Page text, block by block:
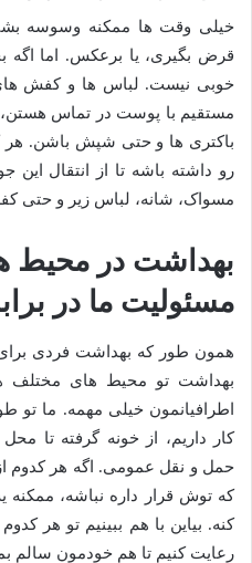
خیلی وقت ها ممکنه وسوسه
قرض بگیری، یا برعکس. اما اگه
خوبی نیست. لباس ها و کفش
مستقیم با پوست در تماس
باکتری ها و حتی شپش باشن.
رو داشته باشه تا از انتقال
مسواک، شانه، لباس زیر و حتی
بهداشت در محیط
مسئولیت ما در
همون طور که بهداشت فردی
بهداشت تو محیط های مختلف
اطرافیانمون خیلی مهمه. ما
کار داریم، از خونه گرفته تا
حمل و نقل عمومی. اگه هر
که توش قرار داره نباشه، ممکنه
کنه. بیاین با هم ببینیم تو هر
رعایت کنیم تا هم خودمون سالم